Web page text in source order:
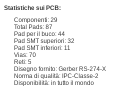
Statistiche sui PCB:
Componenti: 29
Total Pads: 87
Pad per il buco: 44
Pad SMT superiori: 32
Pad SMT inferiori: 11
Vias: 70
Reti: 5
Disegno fornito: Gerber RS-274-X
Norma di qualità: IPC-Classe-2
Disponibilità: in tutto il mondo